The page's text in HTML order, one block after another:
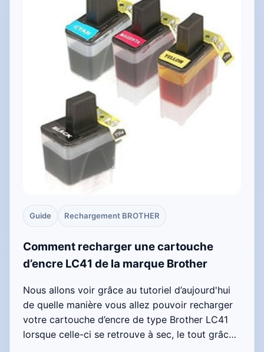
Guide Rechargement BROTHER
Comment recharger une cartouche
d’encre LC41 de la marque Brother
Nous allons voir grâce au tutoriel d’aujourd'hui
de quelle manière vous allez pouvoir recharger
votre cartouche d’encre de type Brother LC41
lorsque celle-ci se retrouve à sec, le tout grâc…